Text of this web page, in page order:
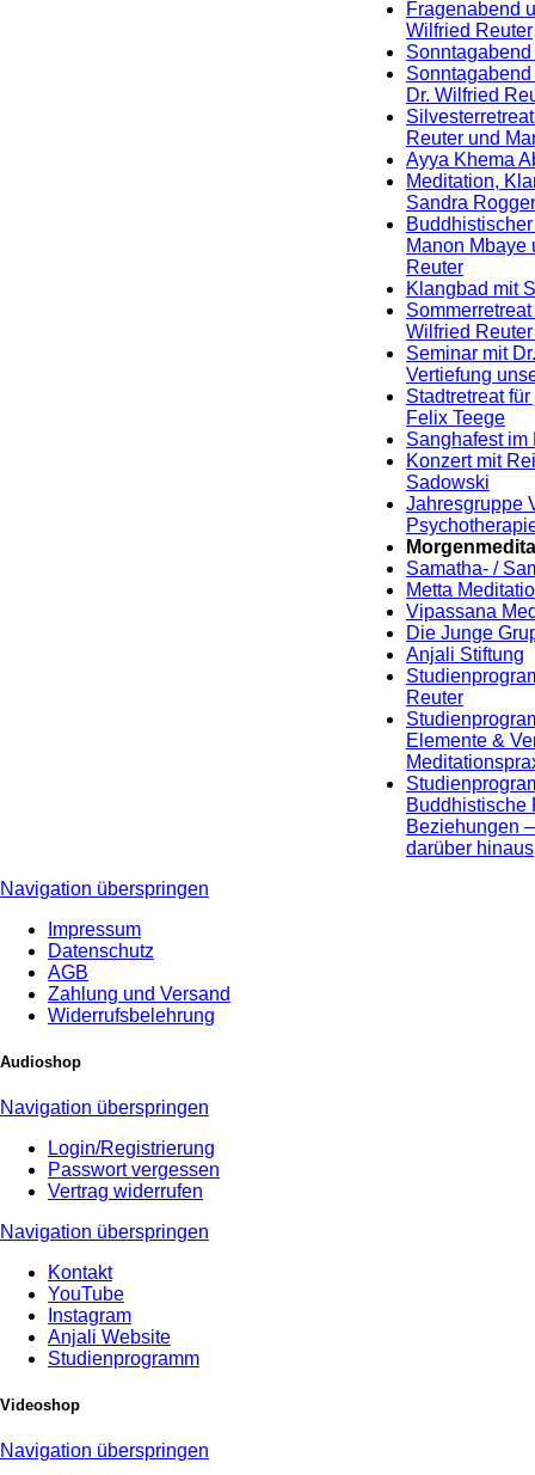
Fragenabend
Wilfried Reuter
Dr. Wilfried
Reuter und
Ayya Khema
Meditation,
Sandra
Manon Mbaye
Reuter
Klangbad mit
Wilfried
Seminar mit
Vertiefung
Stadtretreat
Felix Teege
Sanghafest im
Konzert mit
Sadowski
Jahresgruppe
Samatha- /
Metta
Vipassana
Die Junge
Anjali Stiftung
Reuter
Elemente &
Buddhistische
Beziehungen
darüber hinaus
Navigation überspringen
Impressum
Datenschutz
AGB
Zahlung und Versand
Widerrufsbelehrung
Audioshop
Navigation überspringen
Login/Registrierung
Passwort vergessen
Vertrag widerrufen
Navigation überspringen
Kontakt
YouTube
Instagram
Anjali Website
Studienprogramm
Videoshop
Navigation überspringen